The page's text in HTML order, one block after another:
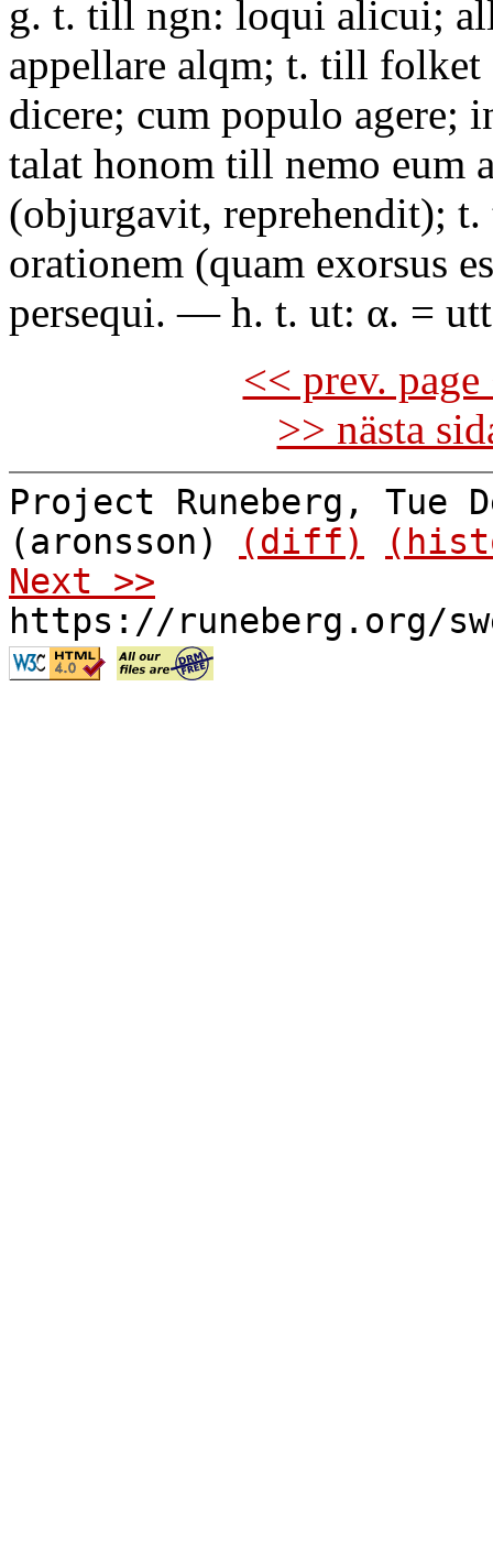
g. t. till ngn: loqui alicui;
appellare alqm; t. till folket
dicere; cum populo agere;
talat honom till nemo eum
(objurgavit, reprehendit);
orationem (quam exorsus
persequi. — h. t. ut: α. =
<< prev.
>> nästa
Project Runeberg, Tue
(aronsson)
(diff)
Next >>
https://runeberg.org/